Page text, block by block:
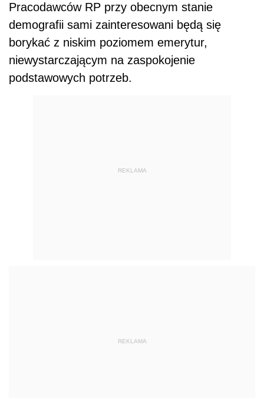
Pracodawców RP przy obecnym stanie
demografii sami zainteresowani będą się
borykać z niskim poziomem emerytur,
niewystarczającym na zaspokojenie
podstawowych potrzeb.
REKLAMA
REKLAMA